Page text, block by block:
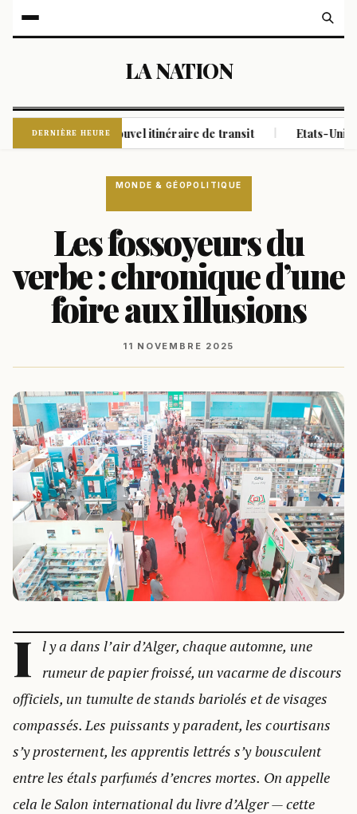
LA NATION
DERNIÈRE HEURE
sur un nouvel itinéraire de transit | Etats-Unis : qui
MONDE & GÉOPOLITIQUE
Les fossoyeurs du
verbe : chronique d’une
foire aux illusions
11 NOVEMBRE 2025
I
l y a dans l’air d’Alger, chaque automne, une
rumeur de papier froissé, un vacarme de discours
officiels, un tumulte de stands bariolés et de visages
compassés. Les puissants y paradent, les courtisans
s’y prosternent, les apprentis lettrés s’y bousculent
entre les étals parfumés d’encres mortes. On appelle
cela le Salon international du livre d’Alger — cette